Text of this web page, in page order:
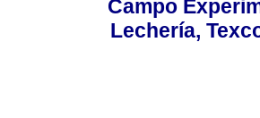
Campo
Lechería,